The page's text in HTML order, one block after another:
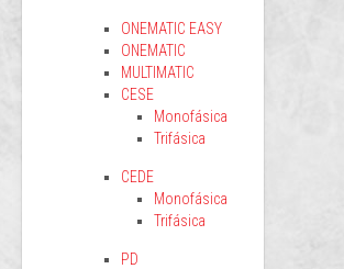
ONEMATIC EASY
ONEMATIC
MULTIMATIC
CESE
Monofásica
Trifásica
CEDE
Monofásica
Trifásica
PD